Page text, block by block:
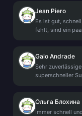
Jean Piero
Es ist gut,
fehlt, sind ein
Galo Andrade
Sehr
superschneller
Ольга Блохина
Immer schnell